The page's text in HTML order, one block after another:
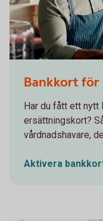
Bankkort för
Har du fått ett nytt
ersättningskort?
vårdnadshavare,
Aktivera